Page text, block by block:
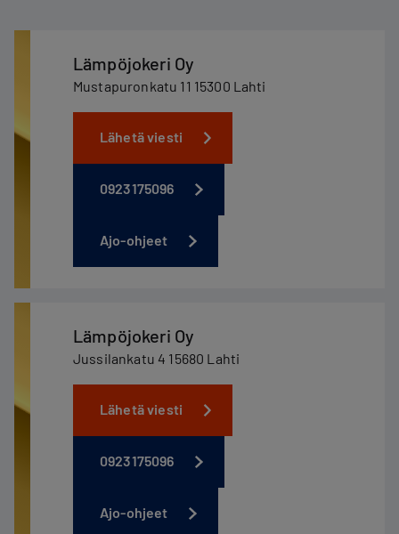
Lämpöjokeri Oy
Mustapuronkatu 11 15300 Lahti
Lähetä viesti
0923175096
Ajo-ohjeet
Lämpöjokeri Oy
Jussilankatu 4 15680 Lahti
Lähetä viesti
0923175096
Ajo-ohjeet